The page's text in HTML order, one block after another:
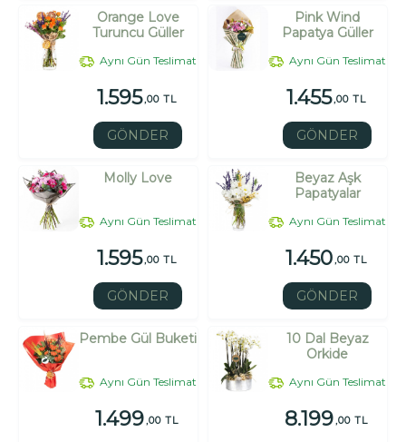
Orange Love
Turuncu Güller
Aynı Gün Teslimat
1.595,00 TL
GÖNDER
Pink Wind
Papatya Güller
Aynı Gün Teslimat
1.455,00 TL
GÖNDER
Molly Love
Aynı Gün Teslimat
1.595,00 TL
GÖNDER
Beyaz Aşk
Papatyalar
Aynı Gün Teslimat
1.450,00 TL
GÖNDER
Pembe Gül Buketi
Aynı Gün Teslimat
1.499,00 TL
10 Dal Beyaz
Orkide
Aynı Gün Teslimat
8.199,00 TL